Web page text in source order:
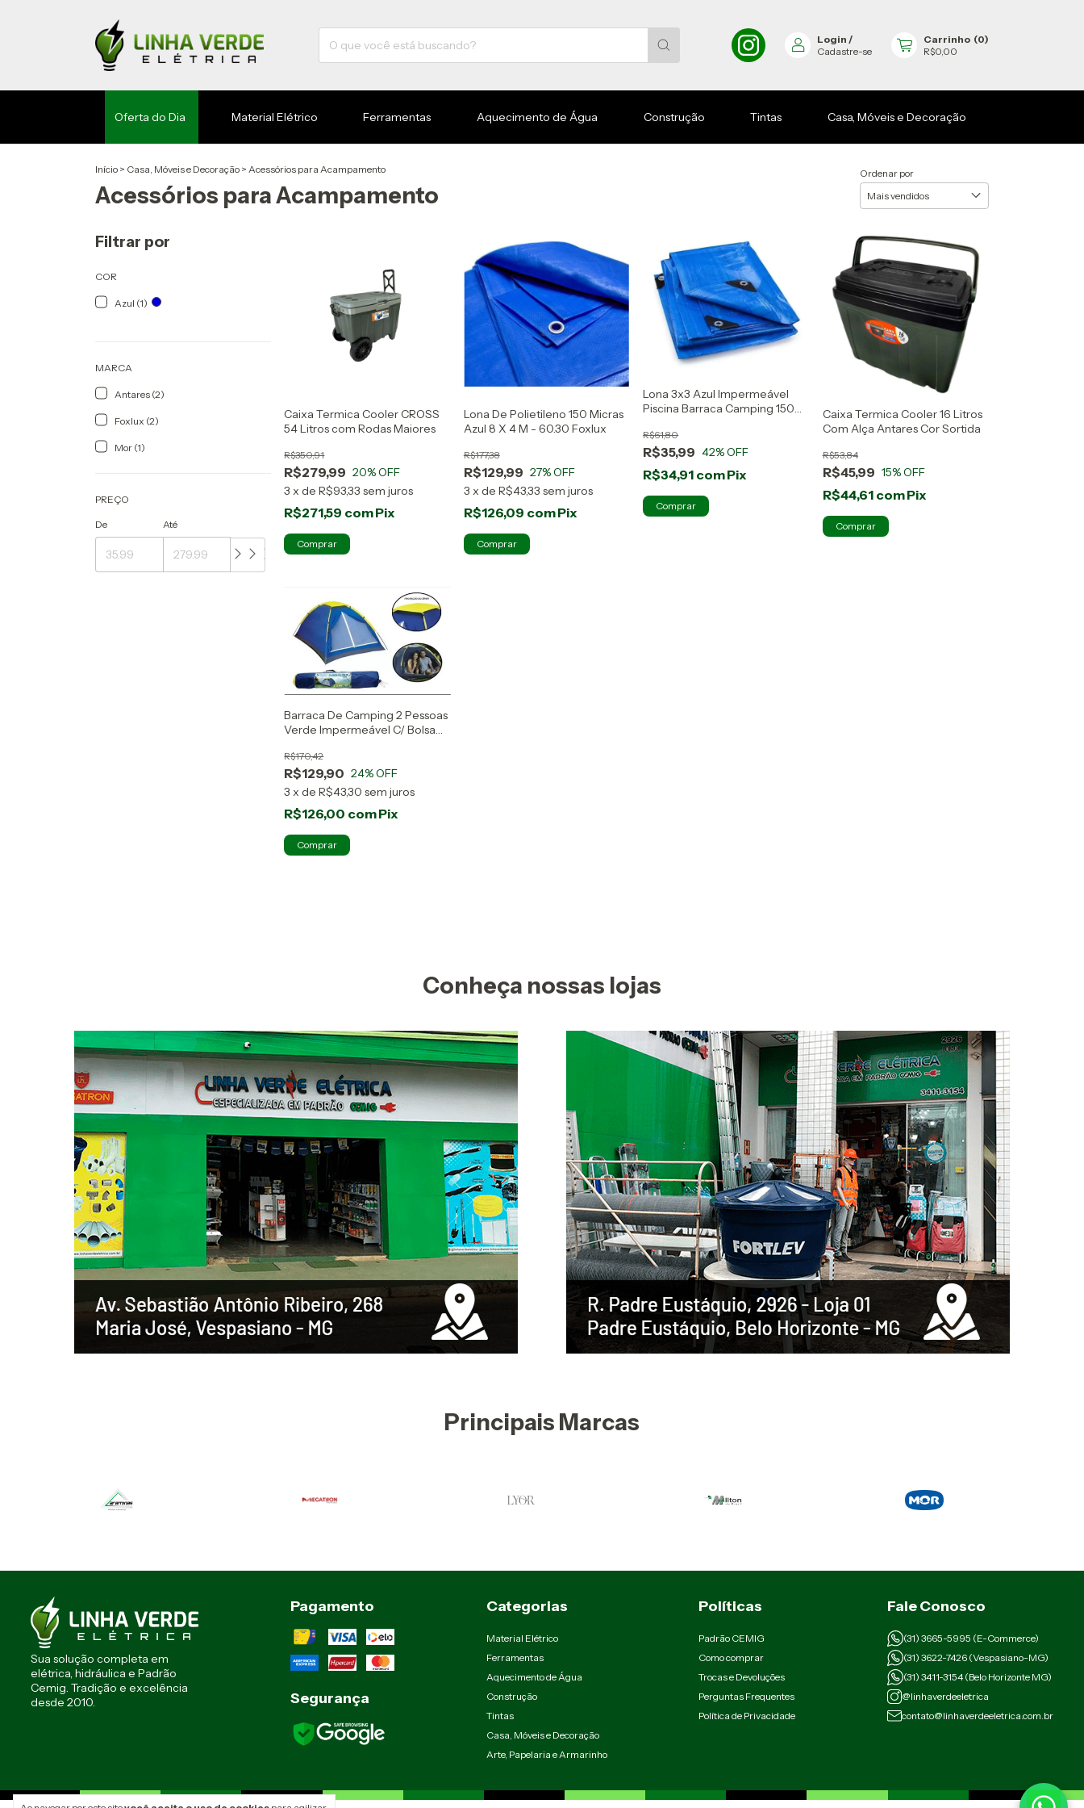
Login /
Cadastre-se
Carrinho (0)
R$0,00
Oferta do Dia Material Elétrico Ferramentas Aquecimento de Água Construção Tintas Casa, Móveis e Decoração
Início > Casa, Móveis e Decoração > Acessórios para Acampamento
Acessórios para Acampamento
Ordenar por
Filtrar por
COR
Azul (1)
MARCA
Antares (2)
Foxlux (2)
Mor (1)
PREÇO
De Até
Caixa Termica Cooler CROSS
54 Litros com Rodas Maiores
R$279,99
R$350,91
20% OFF
3 xdeR$93,33 sem juros
R$271,59 comPix
Comprar
Lona De Polietileno 150 Micras
Azul 8 X 4 M - 60.30 Foxlux
R$129,99
R$177,38
27% OFF
3 x de R$43,33 sem juros
R$126,09 comPix
Lona 3x3 Azul Impermeável
Piscina Barraca Camping 150
R$35,99
R$61,80
42% OFF
R$34,91 comPix
Caixa Termica Cooler 16 Litros
Com Alça Antares Cor Sortida
R$45,99
R$53,84
15% OFF
R$44,61 comPix
Barraca De Camping 2 Pessoas
Verde Impermeável C/ Bolsa
R$129,90
R$170,42
24% OFF
3 xdeR$43,30 sem juros
R$126,00 comPix
Conheça nossas lojas
Principais Marcas
Sua solução completa em
elétrica, hidráulica e Padrão
Cemig. Tradição e excelência
desde 2010.
Pagamento
Segurança
Categorias
Material Elétrico
Ferramentas
Aquecimento de Água
Construção
Tintas
Casa, Móveis e Decoração
Arte, Papelaria e Armarinho
Políticas
Padrão CEMIG
Como comprar
Trocas e Devoluções
Perguntas Frequentes
Política de Privacidade
Fale Conosco
(31) 3665-5995 (E-Commerce)
(31) 3622-7426 (Vespasiano-MG)
(31) 3411-3154 (Belo Horizonte MG)
@linhaverdeeletrica
contato@linhaverdeeletrica.com.br